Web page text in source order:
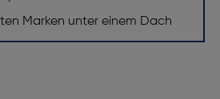
Marken unter einem Dach